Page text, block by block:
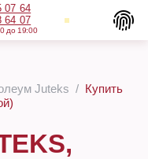
07 64
64 07
до 19:00
Juteks
Купить